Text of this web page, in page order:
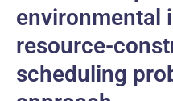
environmental
resource-
scheduling